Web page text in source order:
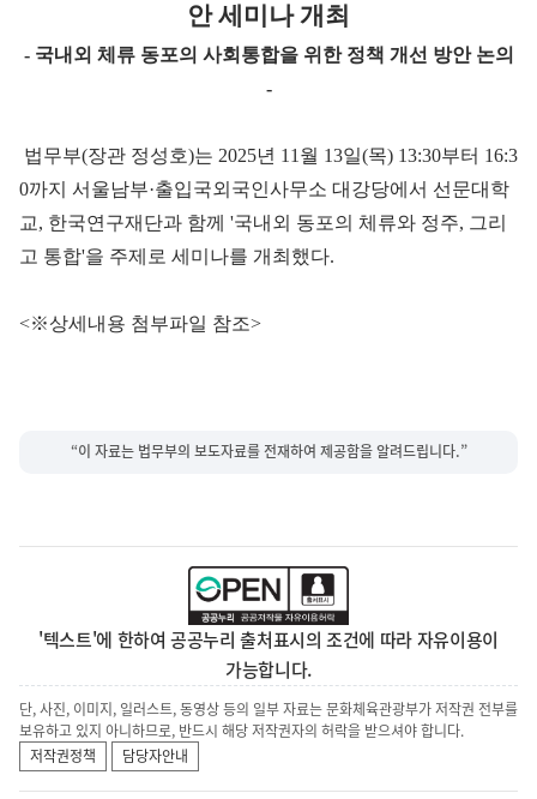
안 세미나 개최
- 국내외 체류 동포의 사회통합을 위한 정책 개선 방안 논의
-
법무부(장관 정성호)는 2025년 11월 13일(목) 13:30부터 16:3
0까지 서울남부·출입국외국인사무소 대강당에서 선문대학
교, 한국연구재단과 함께 '국내외 동포의 체류와 정주, 그리
고 통합'을 주제로 세미나를 개최했다.
<※상세내용 첨부파일 참조>
“이 자료는 법무부의 보도자료를 전재하여 제공함을 알려드립니다.”
'텍스트'에 한하여 공공누리 출처표시의 조건에 따라 자유이용이
가능합니다.
단, 사진, 이미지, 일러스트, 동영상 등의 일부 자료는 문화체육관광부가 저작권 전부를
보유하고 있지 아니하므로, 반드시 해당 저작권자의 허락을 받으셔야 합니다.
저작권정책
담당자안내